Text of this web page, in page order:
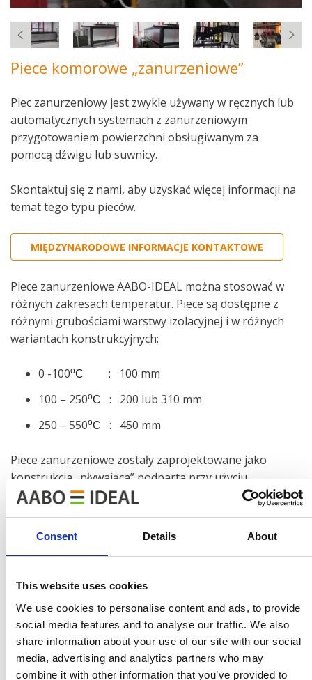
Consent Details About
This website uses cookies
We use cookies to personalise content and ads, to provide
social media features and to analyse our traffic. We also
share information about your use of our site with our social
media, advertising and analytics partners who may
combine it with other information that you’ve provided to
Piece komorowe „zanurzeniowe”
Piec zanurzeniowy jest zwykle używany w ręcznych lub
automatycznych systemach z zanurzeniowym
przygotowaniem powierzchni obsługiwanym za
pomocą dźwigu lub suwnicy.
Skontaktuj się z nami, aby uzyskać więcej informacji na
temat tego typu pieców.
MIĘDZYNARODOWE INFORMACJE KONTAKTOWE
Piece zanurzeniowe AABO-IDEAL można stosować w
różnych zakresach temperatur. Piece są dostępne z
różnymi grubościami warstwy izolacyjnej i w różnych
wariantach konstrukcyjnych:
0 -100oC
: 100 mm
100 – 250oC
: 200 lub 310 mm
250 – 550oC : 450 mm
Piece zanurzeniowe zostały zaprojektowane jako
konstrukcja „pływająca” podparta przy użyciu
minimalnej ilości punktów styku z zewnętrzną
konstrukcją wsporczą. Minimalizuje to ilość mostków
cieplnych.
Aby zapewnić optymalne wykorzystanie energii,
wszystkie piece zanurzeniowe są piecami
koinwekcyjnymi.
Obsługa